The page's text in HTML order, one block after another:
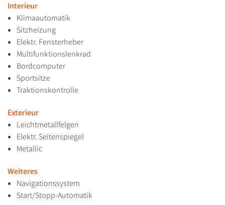
Interieur
Klimaautomatik
Sitzheizung
Elektr. Fensterheber
Multifunktionslenkrad
Bordcomputer
Sportsitze
Traktionskontrolle
Exterieur
Leichtmetallfelgen
Elektr. Seitenspiegel
Metallic
Weiteres
Navigationssystem
Start/Stopp-Automatik